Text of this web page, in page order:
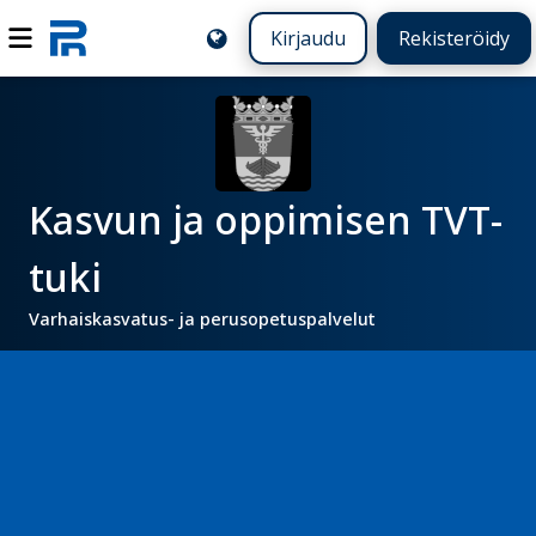
Kirjaudu Rekisteröidy
Kasvun ja oppimisen TVT-
tuki
Varhaiskasvatus- ja perusopetuspalvelut